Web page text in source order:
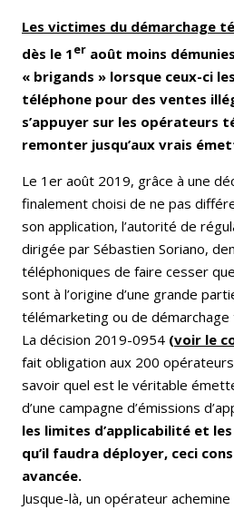
Les victimes du démarchage
dès le 1er août moins
« brigands » lorsque ceux-ci
téléphone pour des ventes
s’appuyer sur les opérateurs
remonter jusqu’aux vrais
Le 1er août 2019, grâce à une
finalement choisi de ne pas
son application, l’autorité de
dirigée par Sébastien Soriano,
téléphoniques de faire cesser
sont à l’origine d’une grande
télémarketing ou de
La décision 2019-0954 (voir le
fait obligation aux 200
savoir quel est le véritable
d’une campagne d’émissions
les limites d’applicabilité et
qu’il faudra déployer, ceci
avancée.
Jusque-là, un opérateur